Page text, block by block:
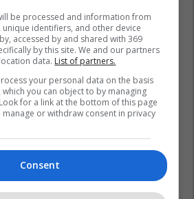
be processed and information from
identifiers, and other device
accessed by and shared with 369
by this site. We and our partners
data. List of partners.
your personal data on the basis
you can object to by managing
for a link at the bottom of this page
or withdraw consent in privacy
Consent